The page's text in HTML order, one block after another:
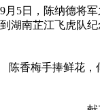
9月5日，陈纳德将
到湖南芷江飞虎队
陈香梅手捧鲜花